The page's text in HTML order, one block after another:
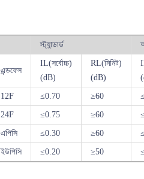
স্ট্যান্ডার্ড
এন্ডফেস
IL(সর্বোচ্চ)
(dB)
RL(মিনিট)
(dB)
12F ≤0.70 ≥60
24F ≤0.75 ≥60
এপিসি ≤0.30 ≥60
ইউপিসি ≤0.20 ≥50